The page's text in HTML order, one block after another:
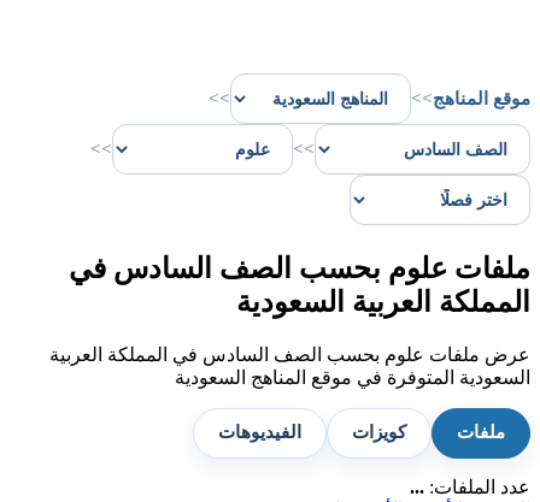
موقع المناهج>>
>>
>>
>>
ملفات علوم بحسب الصف السادس في
المملكة العربية السعودية
عرض ملفات علوم بحسب الصف السادس في المملكة العربية
السعودية المتوفرة في موقع المناهج السعودية
ملفات كويزات الفيديوهات
عدد الملفات: ...